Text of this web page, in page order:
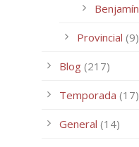
Benjamín
Provincial (9)
Blog (217)
Temporada (17)
General (14)